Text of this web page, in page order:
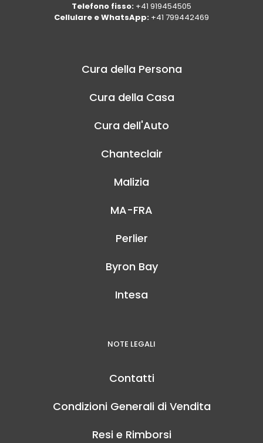
Telefono fisso: +41 919454505
Cellulare e WhatsApp: +41 799442469
Cura della Persona
Cura della Casa
Cura dell'Auto
Chanteclair
Malizia
MA-FRA
Perlier
Byron Bay
Intesa
NOTE LEGALI
Contatti
Condizioni Generali di Vendita
Resi e Rimborsi